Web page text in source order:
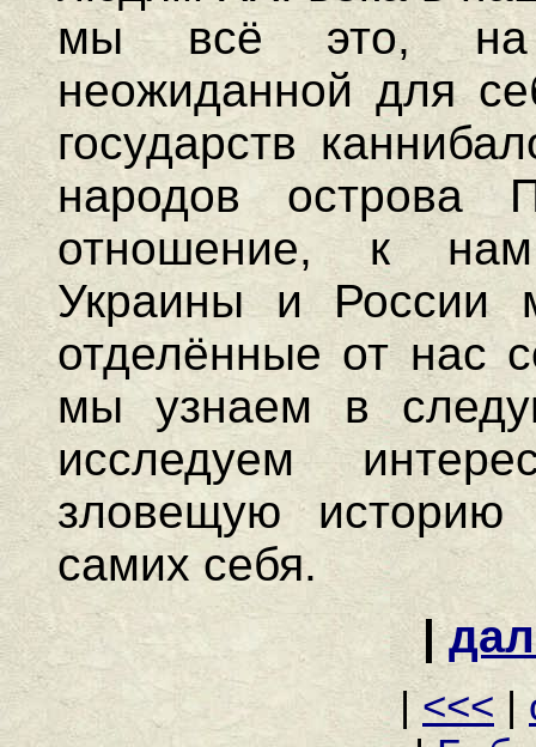
мы всё это, на
неожиданной для
государств
народов острова
отношение, к
Украины и России
отделённые от нас
мы узнаем в
исследуем
зловещую
самих себя.
|
|<<< |